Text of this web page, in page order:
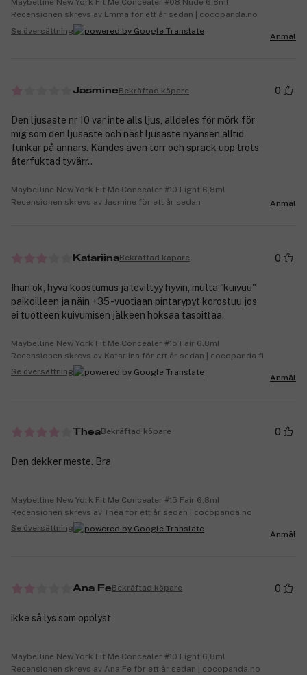
Maybelline New York Fit Me Concealer #08 Nude 6,8ml
Recensionen skrevs av Emma för ett år sedan | cocopanda.no
Se översättning
Anmäl
JasmineBekräftad köpare 0
Den ljusaste nr 10 var inte alls ljus, alldeles för mörk för
mig som den ljusaste och näst ljusaste nyansen alltid
funkar på annars. Kändes även torr och sprack upp trots
återfuktad tyvärr..
Maybelline New York Fit Me Concealer #10 Light 6,8ml
Recensionen skrevs av Jasmine för ett år sedan
Anmäl
KatariinaBekräftad köpare 0
Ihan ok, hyvä koostumus ja levittyy hyvin, mutta "kuivuu"
paikoilleen ja näin +35 -vuotiaan pintarypyt korostuu jos
ei tuotteen kuivumisen jälkeen hoksaa tasoittaa.
Maybelline New York Fit Me Concealer #15 Fair 6,8ml
Recensionen skrevs av Katariina för ett år sedan | cocopanda.fi
Se översättning
Anmäl
TheaBekräftad köpare 0
Den dekker meste. Bra
Maybelline New York Fit Me Concealer #15 Fair 6,8ml
Recensionen skrevs av Thea för ett år sedan | cocopanda.no
Se översättning
Anmäl
Ana FeBekräftad köpare 0
ikke så lys som opplyst
Maybelline New York Fit Me Concealer #10 Light 6,8ml
Recensionen skrevs av Ana Fe för ett år sedan | cocopanda.no